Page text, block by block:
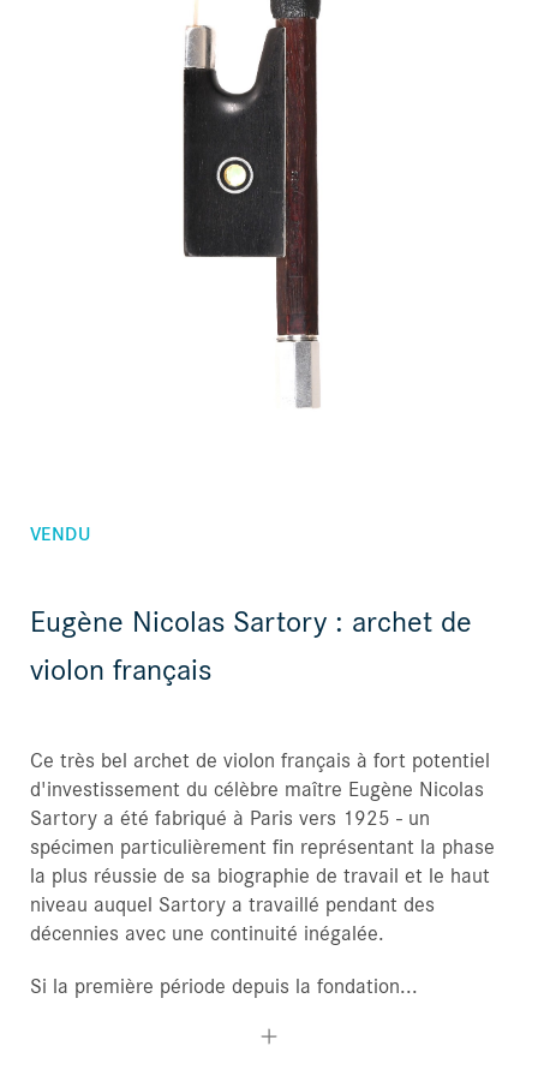
Mes commandes
Favoris
Violons d'enfants
Archets violon
Archets violoncelle
Accessoires
CV Selectio
VENDU
Eugène Nicolas Sartory : archet de
violon français
Ce très bel archet de violon français à fort potentiel
d'investissement du célèbre maître Eugène Nicolas
Sartory a été fabriqué à Paris vers 1925 - un
spécimen particulièrement fin représentant la phase
la plus réussie de sa biographie de travail et le haut
niveau auquel Sartory a travaillé pendant des
décennies avec une continuité inégalée.
Si la première période depuis la fondation...